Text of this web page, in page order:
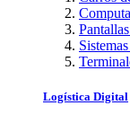
Logística Digital